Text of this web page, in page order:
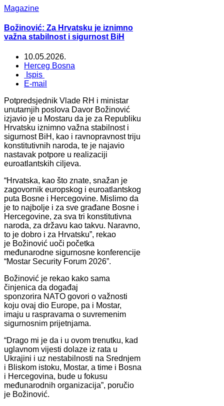
Magazine
Božinović: Za Hrvatsku je iznimno
važna stabilnost i sigurnost BiH
10.05.2026.
Herceg Bosna
Ispis
E-mail
Potpredsjednik Vlade RH i ministar
unutarnjih poslova Davor Božinović
izjavio je u Mostaru da je za Republiku
Hrvatsku iznimno važna stabilnost i
sigurnost BiH, kao i ravnopravnost triju
konstitutivnih naroda, te je najavio
nastavak potpore u realizaciji
euroatlantskih ciljeva.
“Hrvatska, kao što znate, snažan je
zagovornik europskog i euroatlantskog
puta Bosne i Hercegovine. Mislimo da
je to najbolje i za sve građane Bosne i
Hercegovine, za sva tri konstitutivna
naroda, za državu kao takvu. Naravno,
to je dobro i za Hrvatsku”, rekao
je Božinović uoči početka
međunarodne sigurnosne konferencije
“Mostar Security Forum 2026”.
Božinović je rekao kako sama
činjenica da događaj
sponzorira NATO govori o važnosti
koju ovaj dio Europe, pa i Mostar,
imaju u raspravama o suvremenim
sigurnosnim prijetnjama.
“Drago mi je da i u ovom trenutku, kad
uglavnom vijesti dolaze iz rata u
Ukrajini i uz nestabilnosti na Srednjem
i Bliskom istoku, Mostar, a time i Bosna
i Hercegovina, bude u fokusu
međunarodnih organizacija”, poručio
je Božinović.